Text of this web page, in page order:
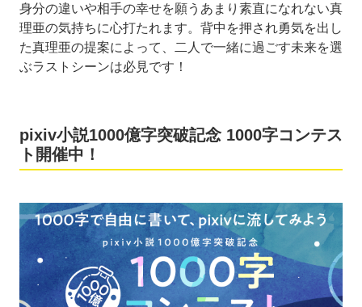
身分の違いや相手の幸せを願うあまり素直になれない真
理亜の気持ちに心打たれます。背中を押され勇気を出し
た真理亜の提案によって、二人で一緒に過ごす未来を選
ぶラストシーンは必見です！
pixiv小説1000億字突破記念 1000字コンテス
ト開催中！